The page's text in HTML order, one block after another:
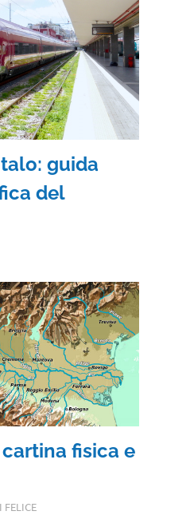
guida
del
fisica e
FELICE